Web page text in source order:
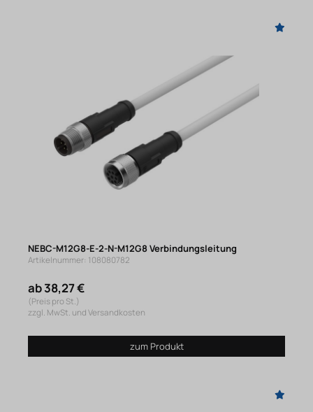
NEBC-M12G8-E-2-N-M12G8 Verbindungsleitung
Artikelnummer: 108080782
ab 38,27 €
(Preis pro St.)
zzgl. MwSt. und Versandkosten
zum Produkt